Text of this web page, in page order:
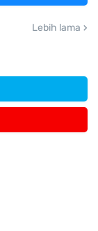
Lebih lama